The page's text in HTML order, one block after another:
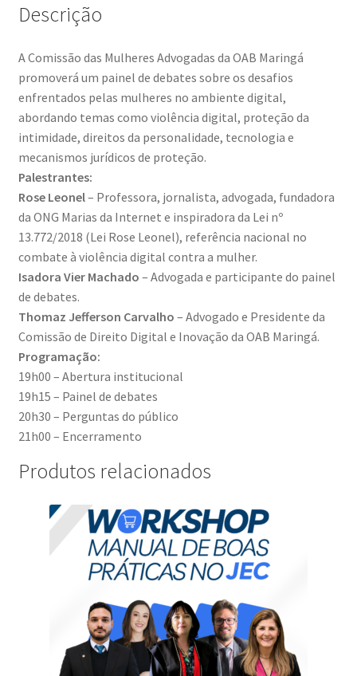
Descrição
A Comissão das Mulheres Advogadas da OAB Maringá
promoverá um painel de debates sobre os desafios
enfrentados pelas mulheres no ambiente digital,
abordando temas como violência digital, proteção da
intimidade, direitos da personalidade, tecnologia e
mecanismos jurídicos de proteção.
Palestrantes:
Rose Leonel– Professora, jornalista, advogada, fundadora
da ONG Marias da Internet e inspiradora da Lei nº
13.772/2018 (Lei Rose Leonel), referência nacional no
combate à violência digital contra a mulher.
Isadora Vier Machado – Advogada e participante do painel
de debates.
Thomaz Jefferson Carvalho – Advogado e Presidente da
Comissão de Direito Digital e Inovação da OAB Maringá.
Programação:
19h00 – Abertura institucional
19h15 – Painel de debates
20h30 – Perguntas do público
21h00 – Encerramento
Produtos relacionados